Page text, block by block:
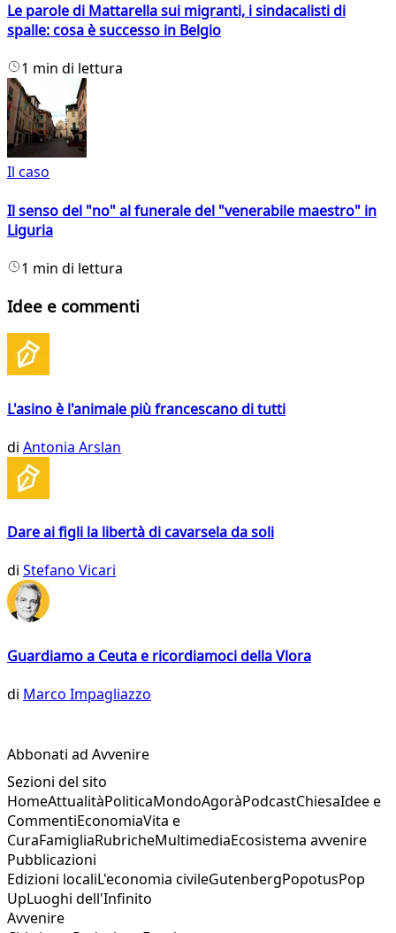
Le parole di Mattarella sui migranti, i sindacalisti di
spalle: cosa è successo in Belgio
1 min di lettura
Il caso
Il senso del "no" al funerale del "venerabile maestro" in
Liguria
1 min di lettura
Idee e commenti
L'asino è l'animale più francescano di tutti
di Antonia Arslan
Dare ai figli la libertà di cavarsela da soli
di Stefano Vicari
Guardiamo a Ceuta e ricordiamoci della Vlora
di Marco Impagliazzo
Abbonati ad Avvenire
Sezioni del sito
HomeAttualitàPoliticaMondoAgoràPodcastChiesaIdee e
CommentiEconomiaVita e
CuraFamigliaRubricheMultimediaEcosistema avvenire
Pubblicazioni
Edizioni localiL'economia civileGutenbergPopotusPop
UpLuoghi dell'Infinito
Avvenire